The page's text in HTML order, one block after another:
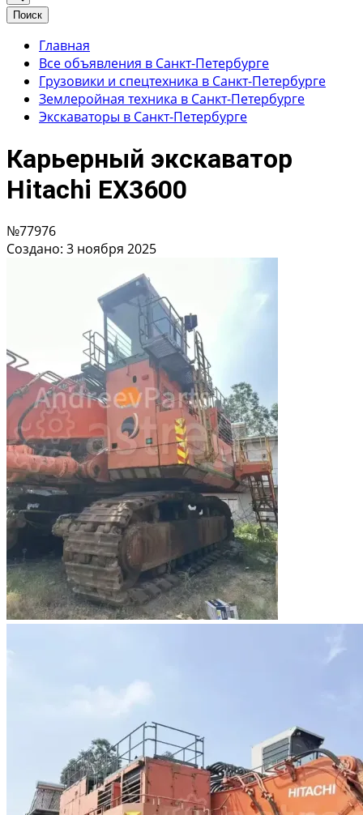
Поиск
Главная
Все объявления в Санкт-Петербурге
Грузовики и спецтехника в Санкт-Петербурге
Землеройная техника в Санкт-Петербурге
Экскаваторы в Санкт-Петербурге
Карьерный экскаватор
Hitachi EX3600
№77976
Создано: 3 ноября 2025